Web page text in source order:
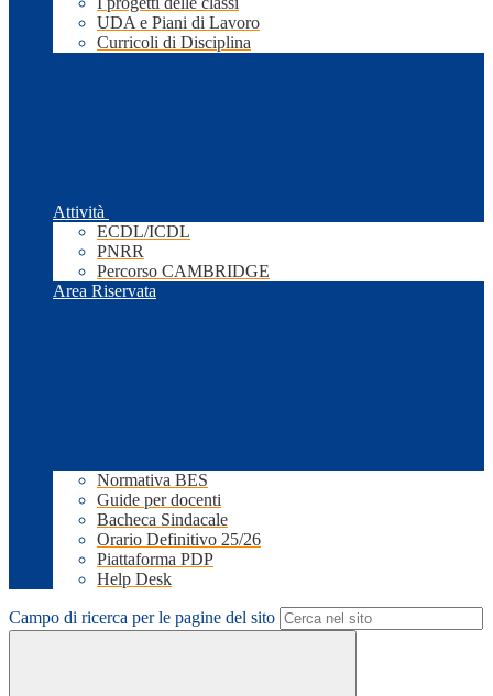
UDA e Piani di Lavoro
Curricoli di Disciplina
Attività
ECDL/ICDL
PNRR
Percorso CAMBRIDGE
Area Riservata
Normativa BES
Guide per docenti
Bacheca Sindacale
Orario Definitivo 25/26
Piattaforma PDP
Help Desk
Campo di ricerca per le pagine del sito